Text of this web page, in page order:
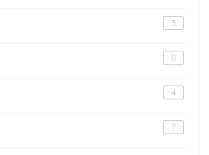
3
8
4
7